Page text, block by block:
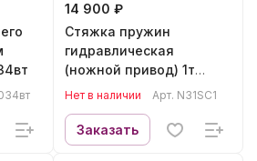
14 900 ₽
Стяжка пружин
гидравлическая
(ножной привод) 1т
NORDBERG N31SC1
Нет в наличии Арт. N31SC1
Заказать